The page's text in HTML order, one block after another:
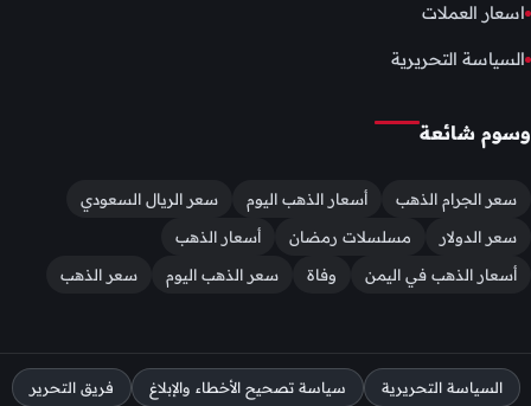
اسعار العملات
السياسة التحريرية
وسوم شائعة
سعر الجرام الذهب أسعار الذهب اليوم
سعر الريال السعودي
سعر الدولار
مسلسلات رمضان
أسعار الذهب
أسعار الذهب في اليمن
وفاة سعر الذهب اليوم سعر الذهب
السياسة التحريرية سياسة تصحيح الأخطاء والإبلاغ فريق التحرير